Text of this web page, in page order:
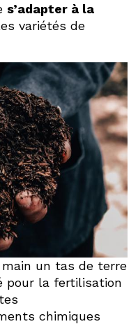
s’adapter à la
variétés de
un tas de terre
pour la fertilisation
chimiques